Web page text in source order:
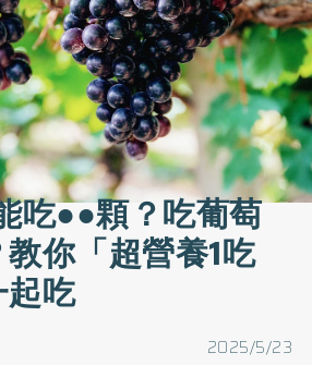
吃●●顆？吃葡萄
你「超營養1吃
吃
2025/5/23